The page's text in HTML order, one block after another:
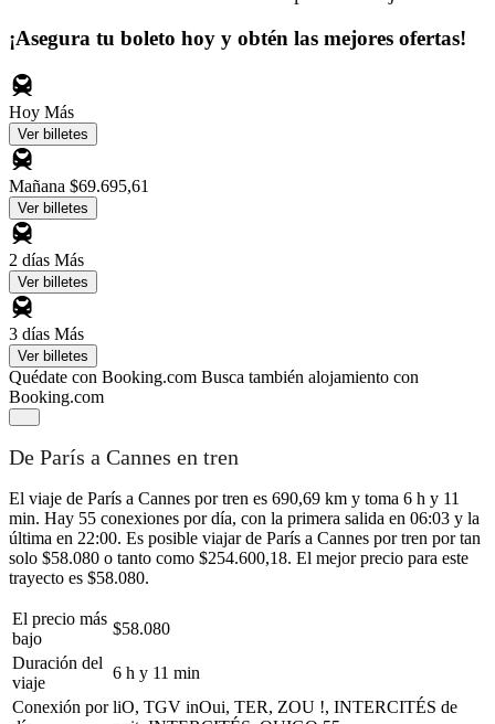
¡Asegura tu boleto hoy y obtén las mejores ofertas!
Hoy Más
Ver billetes
Mañana $69.695,61
Ver billetes
2 días Más
Ver billetes
3 días Más
Ver billetes
Quédate con Booking.com Busca también alojamiento con
Booking.com
De París a Cannes en tren
El viaje de París a Cannes por tren es 690,69 km y toma 6 h y 11
min. Hay 55 conexiones por día, con la primera salida en 06:03 y la
última en 22:00. Es posible viajar de París a Cannes por tren por tan
solo $58.080 o tanto como $254.600,18. El mejor precio para este
trayecto es $58.080.
El precio más
bajo
$58.080
Duración del
viaje
6 h y 11 min
Conexión por liO, TGV inOui, TER, ZOU !, INTERCITÉS de